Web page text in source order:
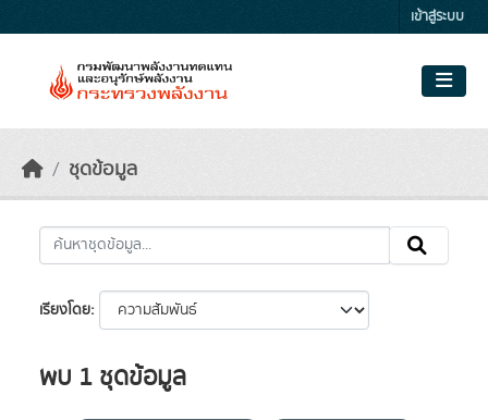
เข้าสู่ระบบ
ชุดข้อมูล
เรียงโดย
พบ 1 ชุดข้อมูล